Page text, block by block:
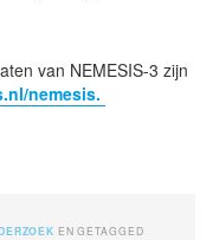
van NEMESIS-3 zijn
nemesis.
EN GETAGGED